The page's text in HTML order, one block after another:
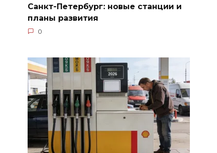
Санкт-Петербург: новые станции и
планы развития
0